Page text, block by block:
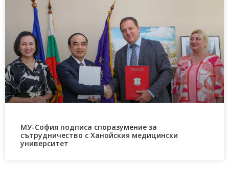
МУ-София подписа споразумение за
сътрудничество с Ханойския медицински
университет